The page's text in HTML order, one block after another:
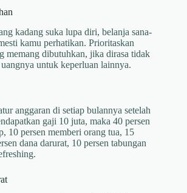
kadang suka lupa diri, belanja sana-
kamu perhatikan. Prioritaskan
memang dibutuhkan, jika dirasa tidak
untuk keperluan lainnya.
anggaran di setiap bulannya setelah
gaji 10 juta, maka 40 persen
10 persen memberi orang tua, 15
dana darurat, 10 persen tabungan